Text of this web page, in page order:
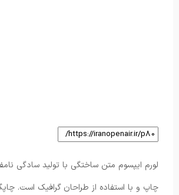
لورم ایپسوم متن ساختگی با تولید سادگی
چاپ و با استفاده از طراحان گرافیک است.